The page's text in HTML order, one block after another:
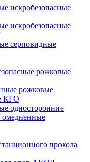
искробезопасные
искробезопасные
серповидные
рожковые
рожковые
КГО
односторонние
прокола